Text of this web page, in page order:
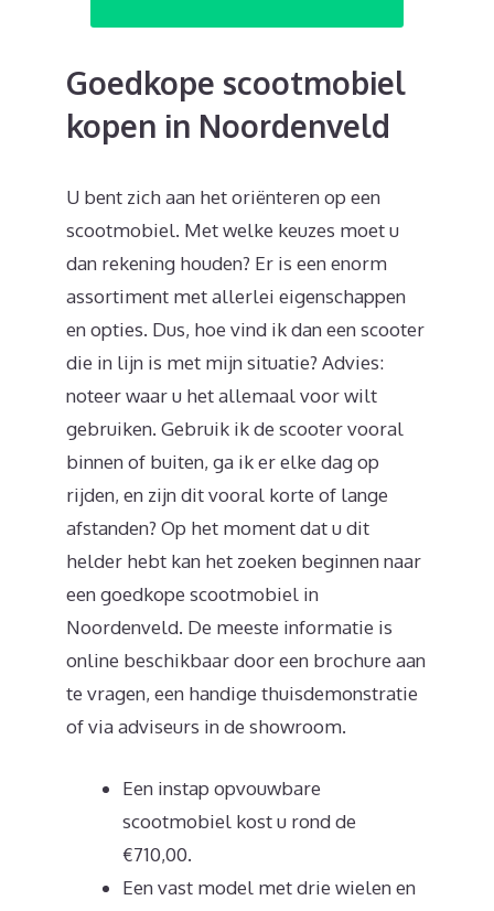
Goedkope scootmobiel
kopen in Noordenveld
U bent zich aan het oriënteren op een
scootmobiel. Met welke keuzes moet u
dan rekening houden? Er is een enorm
assortiment met allerlei eigenschappen
en opties. Dus, hoe vind ik dan een scooter
die in lijn is met mijn situatie? Advies:
noteer waar u het allemaal voor wilt
gebruiken. Gebruik ik de scooter vooral
binnen of buiten, ga ik er elke dag op
rijden, en zijn dit vooral korte of lange
afstanden? Op het moment dat u dit
helder hebt kan het zoeken beginnen naar
een goedkope scootmobiel in
Noordenveld. De meeste informatie is
online beschikbaar door een brochure aan
te vragen, een handige thuisdemonstratie
of via adviseurs in de showroom.
Een instap opvouwbare
scootmobiel kost u rond de
€710,00.
Een vast model met drie wielen en